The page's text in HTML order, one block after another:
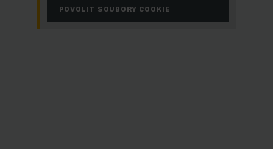
POVOLIT SOUBORY COOKIE